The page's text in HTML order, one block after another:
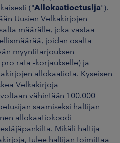
("Allokaatioetusija").
Uusien Velkakirjojen
määrälle, joka vastaa
joiden osalta
myyntitarjouksen
rata -korjaukselle) ja
allokaatiota. Kyseisen
Velkakirjoja
vähintään 100.000
saamiseksi haltijan
allokaatiokoodi
Mikäli haltija
tulee haltijan toimittaa